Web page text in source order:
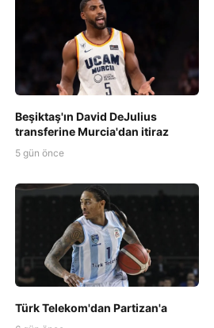
Beşiktaş'ın David DeJulius
transferine Murcia'dan itiraz
5 gün önce
Türk Telekom'dan Partizan'a